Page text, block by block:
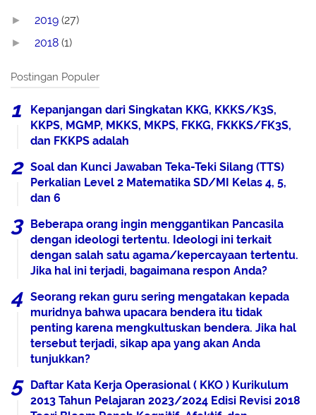
► 2019 (27)
► 2018 (1)
Postingan Populer
Kepanjangan dari Singkatan KKG, KKKS/K3S,
KKPS, MGMP, MKKS, MKPS, FKKG, FKKKS/FK3S,
dan FKKPS adalah
Soal dan Kunci Jawaban Teka-Teki Silang (TTS)
Perkalian Level 2 Matematika SD/MI Kelas 4, 5,
dan 6
Beberapa orang ingin menggantikan Pancasila
dengan ideologi tertentu. Ideologi ini terkait
dengan salah satu agama/kepercayaan tertentu.
Jika hal ini terjadi, bagaimana respon Anda?
Seorang rekan guru sering mengatakan kepada
muridnya bahwa upacara bendera itu tidak
penting karena mengkultuskan bendera. Jika hal
tersebut terjadi, sikap apa yang akan Anda
tunjukkan?
Daftar Kata Kerja Operasional ( KKO ) Kurikulum
2013 Tahun Pelajaran 2023/2024 Edisi Revisi 2018